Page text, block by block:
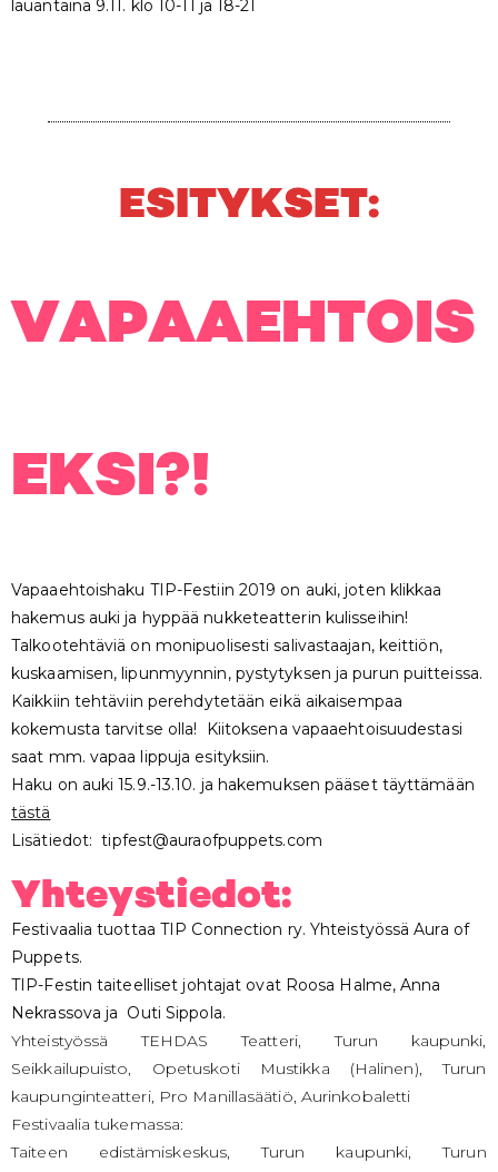
lauantaina 9.11. klo 10-11 ja 18-21
ESITYKSET:
VAPAAEHTOIS
EKSI?!
Vapaaehtoishaku TIP-Festiin 2019 on auki, joten klikkaa
hakemus auki ja hyppää nukketeatterin kulisseihin!
Talkootehtäviä on monipuolisesti salivastaajan, keittiön,
kuskaamisen, lipunmyynnin, pystytyksen ja purun puitteissa.
Kaikkiin tehtäviin perehdytetään eikä aikaisempaa
kokemusta tarvitse olla! Kiitoksena vapaaehtoisuudestasi
saat mm. vapaa lippuja esityksiin.
Haku on auki 15.9.-13.10. ja hakemuksen pääset täyttämään
tästä
Lisätiedot:tipfest@auraofpuppets.com
Yhteystiedot:​
Festivaalia tuottaa TIP Connection ry. Yhteistyössä Aura of
Puppets.
TIP-Festin taiteelliset johtajat ovat Roosa Halme, Anna
Nekrassova ja Outi Sippola.
Yhteistyössä TEHDAS Teatteri, Turun kaupunki,
Seikkailupuisto, Opetuskoti Mustikka (Halinen), Turun
kaupunginteatteri, Pro Manillasäätiö, Aurinkobaletti
Festivaalia tukemassa:
Taiteen edistämiskeskus, Turun kaupunki, Turun